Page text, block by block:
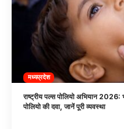
मध्यप्रदेश
राष्ट्रीय पल्स पोलियो अभियान 2026:
पोलियो की दवा, जानें पूरी व्यवस्था